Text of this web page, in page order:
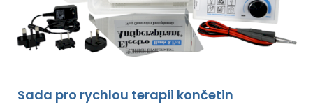
Sada pro rychlou terapii končetin